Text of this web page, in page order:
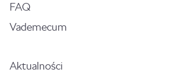
FAQ
Vademecum
Aktualności